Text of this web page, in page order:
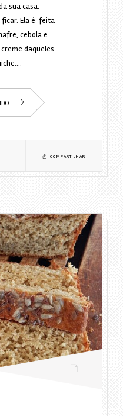
sua casa.
ficar. Ela é feita
cebola e
daqueles
COMPARTILHAR